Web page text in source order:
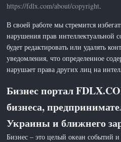
https://fdlx.com/about/copyright.
В своей работе мы стремится
нарушения прав интеллектуальной
будет редактировать или удалять
уведомления, что определенное
нарушает права других лиц на
Бизнес портал
бизнеса,
Украины и ближнего
Бизнес – это целый океан событий